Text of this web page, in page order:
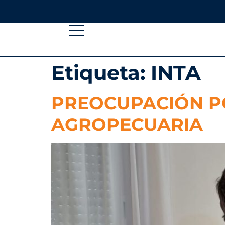
Etiqueta: INTA
PREOCUPACIÓN
AGROPECUARIA